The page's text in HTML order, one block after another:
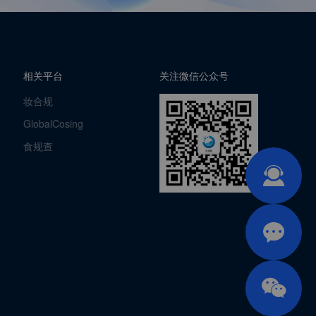
相关平台
妆合规
GlobalCosing
食规查
关注微信公众号